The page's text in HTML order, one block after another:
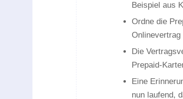
Beispiel aus
Ordne die
Onlinevertrag
Die
Prepaid-
Eine
nun laufend,